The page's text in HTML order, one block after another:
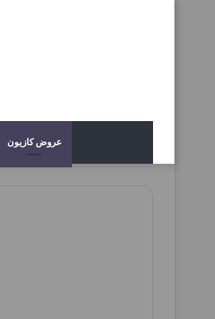
عروض كازيون